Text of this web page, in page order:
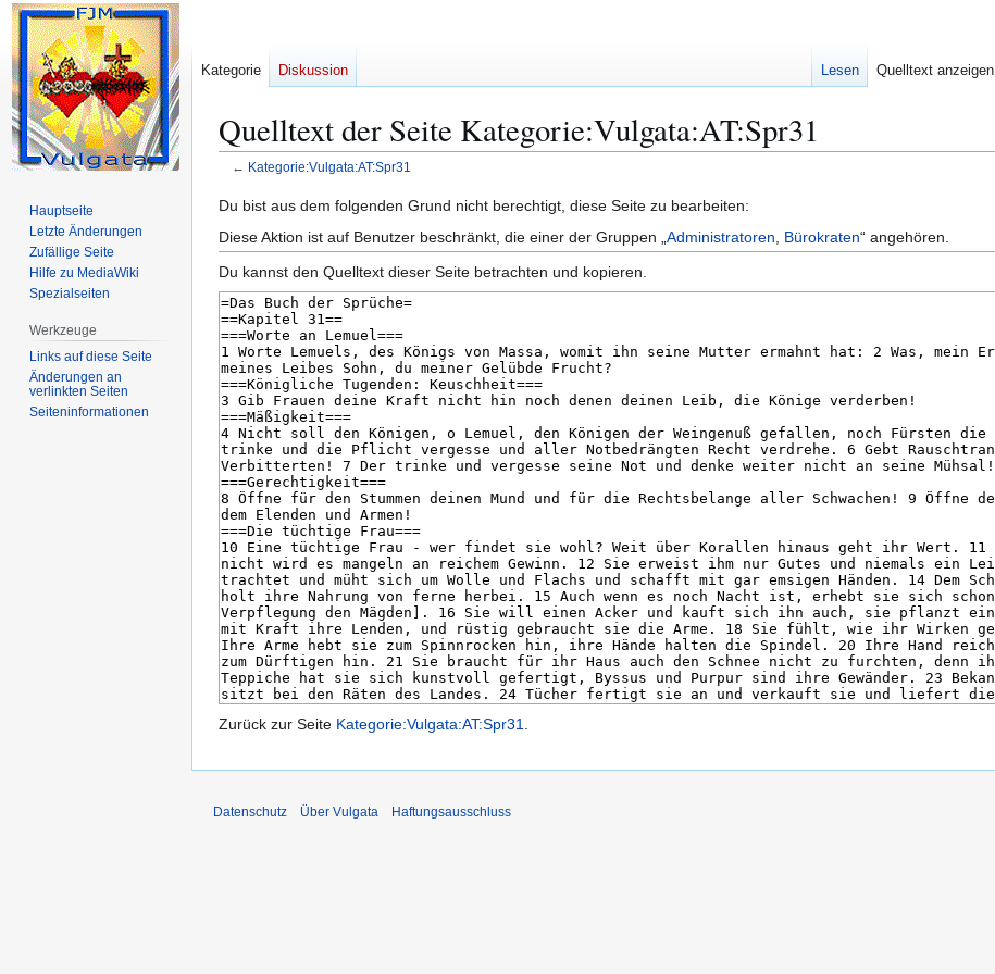
Quelltext der Seite Kategorie:Vulgata:AT:Spr31
← Kategorie:Vulgata:AT:Spr31
Zur
Navigation
springen
Zur
Suche
springen
Du bist aus dem folgenden Grund nicht berechtigt, diese Seite zu bearbeiten:
Diese Aktion ist auf Benutzer beschränkt, die einer der Gruppen „ Administratoren Bürokraten“ angehören.
Du kannst den Quelltext dieser Seite betrachten und kopieren.
Zurück zur Seite Kategorie:Vulgata:AT:Spr31
Kategorie Diskussion Lesen Quelltext anzeigen
Hauptseite
Letzte Änderungen
Zufällige Seite
Hilfe zu MediaWiki
Spezialseiten
Werkzeuge
Links auf diese Seite
Änderungen an
verlinkten Seiten
Seiten­­informationen
Datenschutz Über Vulgata Haftungsausschluss